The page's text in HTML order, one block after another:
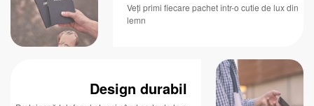
Veți primi fiecare pachet într-o cutie de lux din
lemn
Design durabil